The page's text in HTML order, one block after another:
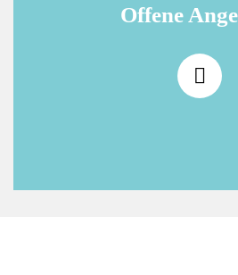
Offene